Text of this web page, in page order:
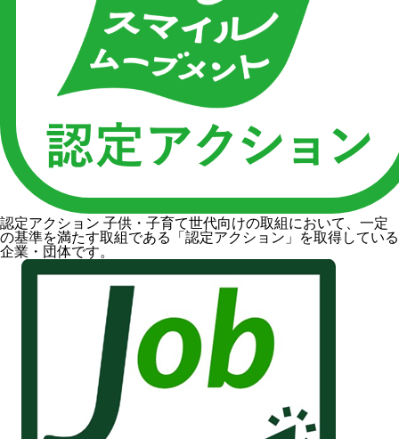
認定アクション 子供・子育て世代向けの取組において、一定
の基準を満たす取組である「認定アクション」を取得している
企業・団体です。